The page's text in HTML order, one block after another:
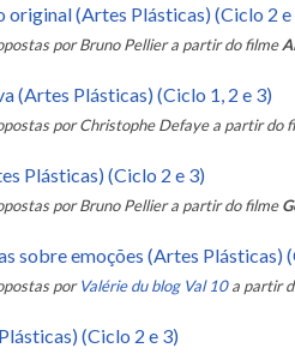
original (Artes Plásticas) (Ciclo 2 e
por Bruno Pellier a partir do filme
(Artes Plásticas) (Ciclo 1, 2 e 3)
por Christophe Defaye a partir do
Plásticas) (Ciclo 2 e 3)
por Bruno Pellier a partir do filme
sobre emoções (Artes Plásticas)
por Valérie du blog Val 10 a partir
(Ciclo 2 e 3)